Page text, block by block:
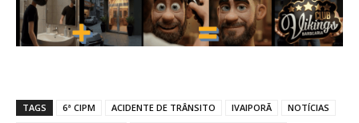
TAGS 6ª CIPM ACIDENTE DE TRÂNSITO IVAIPORÃ
NOTÍCIAS